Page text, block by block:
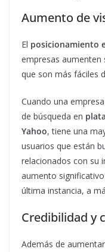
Aumento de
El posicionamiento
empresas aumenten
que son más fáciles
Cuando una
de búsqueda en
Yahoo, tiene una
usuarios que están
relacionados con su
aumento
última instancia, a
Credibilidad y
Además de